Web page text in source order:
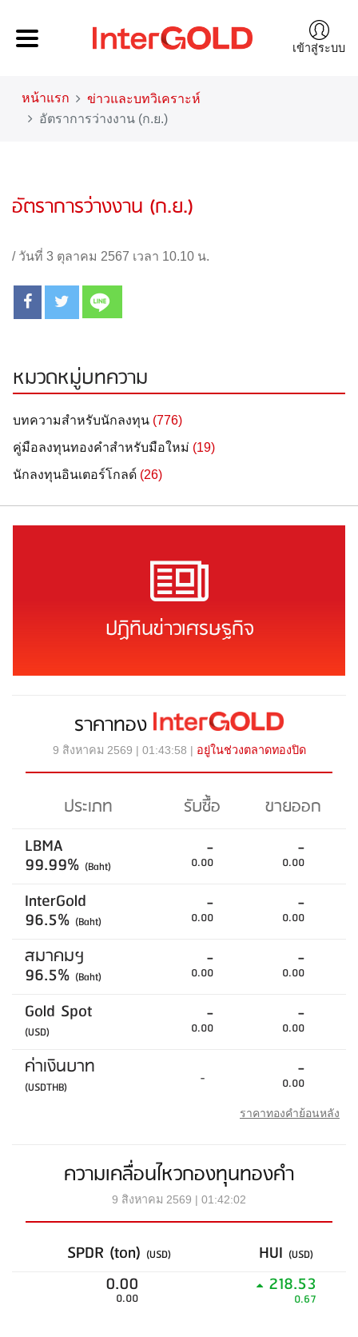
เข้าสู่ระบบ
หน้าแรก
ข่าวและบทวิเคราะห์
อัตราการว่างงาน (ก.ย.)
อัตราการว่างงาน (ก.ย.)
/ วันที่ 3 ตุลาคม 2567 เวลา 10.10 น.
หมวดหมู่บทความ
บทความสำหรับนักลงทุน (776)
คู่มือลงทุนทองคำสำหรับมือใหม่ (19)
นักลงทุนอินเตอร์โกลด์ (26)
ปฏิทินข่าวเศรษฐกิจ
ราคาทอง
9 สิงหาคม 2569 | 01:43:58 | อยู่ในช่วงตลาดทองปิด
ประเภท รับซื้อ
ขายออก
LBMA
99.99% (Baht)
-
0.00
-
0.00
InterGold
96.5% (Baht)
-
0.00
-
0.00
สมาคมฯ
96.5% (Baht)
-
0.00
-
0.00
Gold Spot
(USD)
-
0.00
-
0.00
ค่าเงินบาท
(USDTHB) - -
0.00
ราคาทองคำย้อนหลัง
ความเคลื่อนไหวกองทุนทองคำ
9 สิงหาคม 2569 | 01:42:02
SPDR (ton) (USD) HUI (USD)
0.00
0.00
218.53
0.67